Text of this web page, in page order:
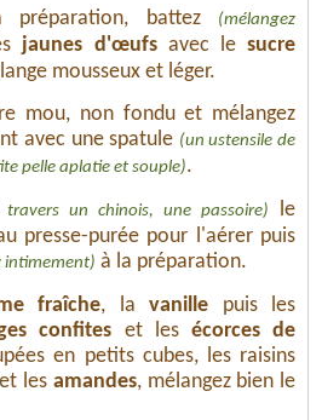
battez
(mélangez
jaunes d'œufsavec lesucre
mousseux et léger.
mou, non fondu et mélangez
avec une spatule (un ustensile de
pelle aplatie et souple).
travers un chinois, une passoire)
le
presse-purée pour l'aérer puis
intimement) à la préparation.
fraîche, lavanille puis les
confites et les écorces de
en petits cubes, les raisins
les amandes, mélangez bien le